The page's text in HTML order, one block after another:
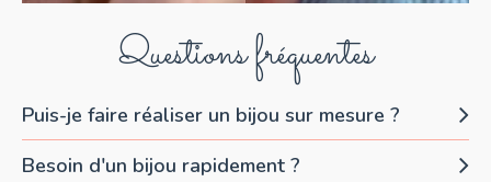
Questions fréquentes
Puis-je faire réaliser un bijou sur mesure ?
Besoin d'un bijou rapidement ?